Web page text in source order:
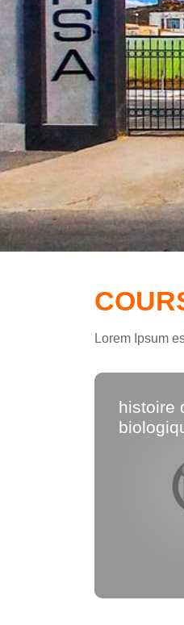
Lorem Ipsum
histoire